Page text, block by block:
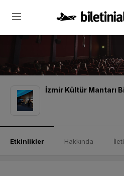
İzmir Kültür Mantarı
Etkinlikler Hakkında